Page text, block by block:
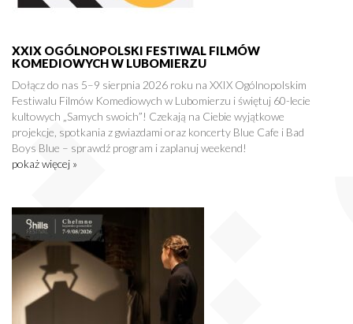
XXIX OGÓLNOPOLSKI FESTIWAL FILMÓW
KOMEDIOWYCH W LUBOMIERZU
Dołącz do nas 5–9 sierpnia 2026 roku na XXIX Ogólnopolskim
Festiwalu Filmów Komediowych w Lubomierzu i świętuj 60-lecie
kultowych „Samych swoich”! Czekają na Ciebie wyjątkowe
projekcje, spotkania z gwiazdami oraz koncerty Blue Cafe i Bad
Boys Blue – sprawdź program i zaplanuj weekend!
pokaż więcej »